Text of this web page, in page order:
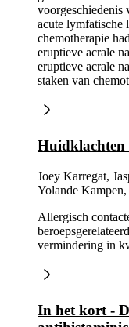
voorgeschiedenis
acute
chemotherapie
eruptieve acrale
eruptieve acrale
staken van
Huidklachten
Joey Karregat,
Yolande
Allergisch
vermindering in
In het kort -